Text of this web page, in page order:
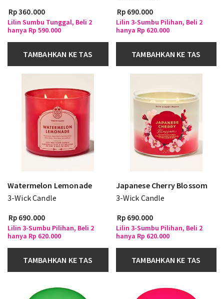
Rp 360.000
Lilin Sumbu Tunggal, Beli 2
hanya Rp 590.000
TAMBAHKAN KE TAS
Rp 690.000
Lilin 3-Sumbu Pilihan, Beli 2
hanya Rp 620.000
TAMBAHKAN KE TAS
Watermelon Lemonade
3-Wick Candle
Rp 690.000
Lilin 3-Sumbu Pilihan, Beli 2
hanya Rp 620.000
TAMBAHKAN KE TAS
Japanese Cherry Blossom
3-Wick Candle
Rp 690.000
Lilin 3-Sumbu Pilihan, Beli 2
hanya Rp 620.000
TAMBAHKAN KE TAS